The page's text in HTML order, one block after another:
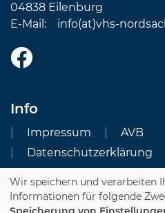
04838 Eilenburg
E-Mail: info(at)vhs-
Info
Impressum
AVB
Datenschutzerklärung
Cookie Einstellungen
Wir speichern und verarbeiten
Informationen für folgende